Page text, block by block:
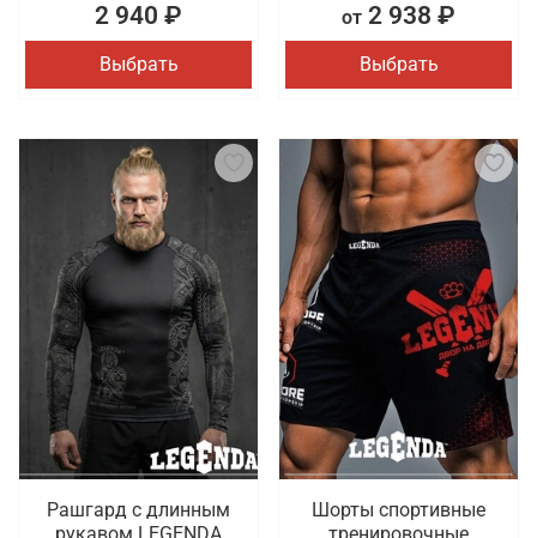
2 940 ₽
Выбрать
от 2 938 ₽
Выбрать
Рашгард с длинным
Шорты спортивные